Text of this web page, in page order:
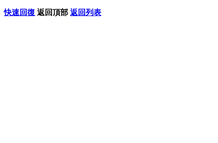
快速回復 返回頂部 返回列表